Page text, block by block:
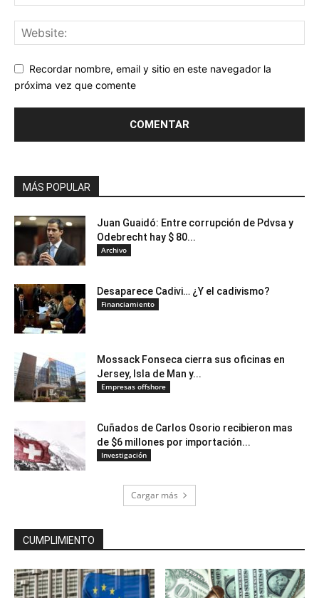
Recordar nombre, email y sitio en este navegador la
próxima vez que comente
MÁS POPULAR
Juan Guaidó: Entre corrupción de Pdvsa y
Odebrecht hay $ 80...
Archivo
Desaparece Cadivi… ¿Y el cadivismo?
Financiamiento
Mossack Fonseca cierra sus oficinas en
Jersey, Isla de Man y...
Empresas offshore
Cuñados de Carlos Osorio recibieron mas
de $6 millones por importación...
Investigación
Cargar más
CUMPLIMIENTO